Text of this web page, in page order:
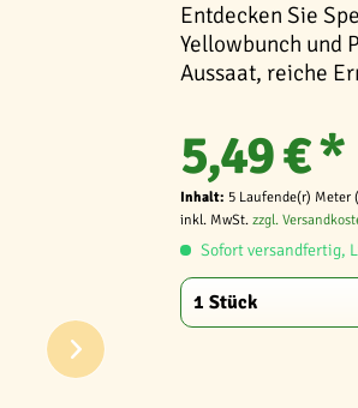
Entdecken Sie
Yellowbunch und
Aussaat, reiche
5,49 € *
Inhalt: 5 Laufende(r) Meter
inkl. MwSt. zzgl.
Sofort versandfertig,